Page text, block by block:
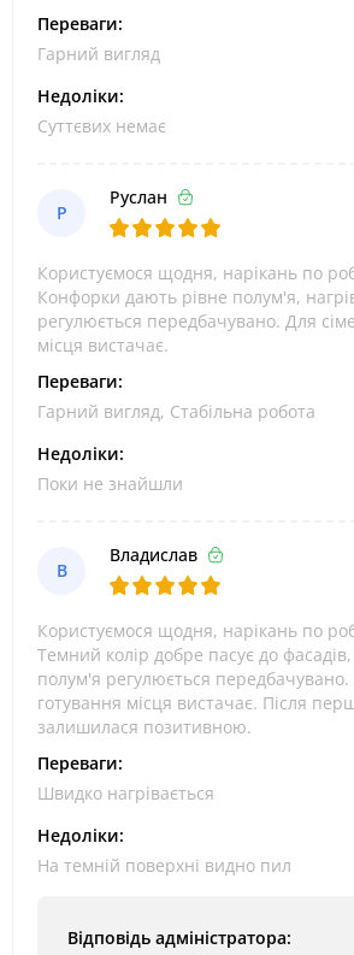
Переваги:
Гарний вигляд
Недоліки:
Суттєвих немає
Р
Руслан
Користуємося щодня, нарікань по
Конфорки дають рівне полум'я,
регулюється передбачувано. Для
місця вистачає.
Переваги:
Гарний вигляд, Стабільна робота
Недоліки:
Поки не знайшли
В
Владислав
Користуємося щодня, нарікань по
Темний колір добре пасує до
полум'я регулюється передбачувано.
готування місця вистачає. Після
залишилася позитивною.
Переваги:
Швидко нагрівається
Недоліки:
На темній поверхні видно пил
Відповідь адміністратора: